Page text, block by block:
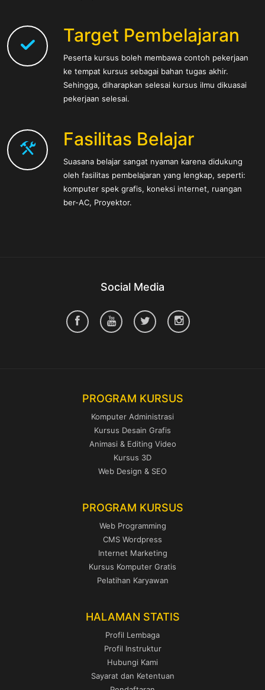
Target Pembelajaran
Peserta kursus boleh membawa contoh pekerjaan
ke tempat kursus sebagai bahan tugas akhir.
Sehingga, diharapkan selesai kursus ilmu dikuasai
pekerjaan selesai.
Fasilitas Belajar
Suasana belajar sangat nyaman karena didukung
oleh fasilitas pembelajaran yang lengkap, seperti:
komputer spek grafis, koneksi internet, ruangan
ber-AC, Proyektor.
Social Media
PROGRAM KURSUS
Komputer Administrasi
Kursus Desain Grafis
Animasi & Editing Video
Kursus 3D
Web Design & SEO
PROGRAM KURSUS
Web Programming
CMS Wordpress
Internet Marketing
Kursus Komputer Gratis
Pelatihan Karyawan
HALAMAN STATIS
Profil Lembaga
Profil Instruktur
Hubungi Kami
Sayarat dan Ketentuan